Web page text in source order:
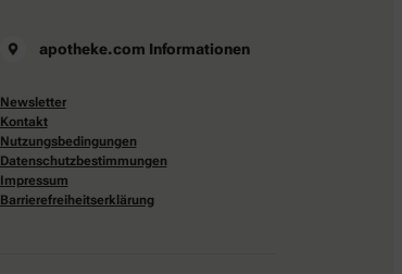
apotheke.com Informationen
Newsletter
Kontakt
Nutzungsbedingungen
Datenschutzbestimmungen
Impressum
Barrierefreiheitserklärung